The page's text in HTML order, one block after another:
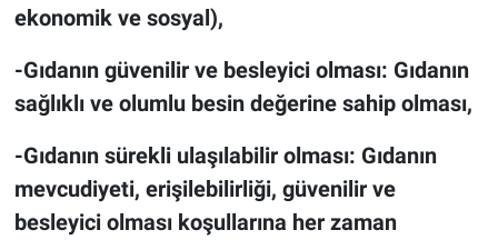
ekonomik ve sosyal),
-Gıdanın güvenilir ve besleyici olması: Gıdanın
sağlıklı ve olumlu besin değerine sahip olması,
-Gıdanın sürekli ulaşılabilir olması: Gıdanın
mevcudiyeti, erişilebilirliği, güvenilir ve
besleyici olması koşullarına her zaman